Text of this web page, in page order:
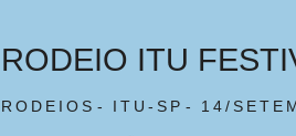
RODEIOS ITU-SP 14/
RODEIO ITU